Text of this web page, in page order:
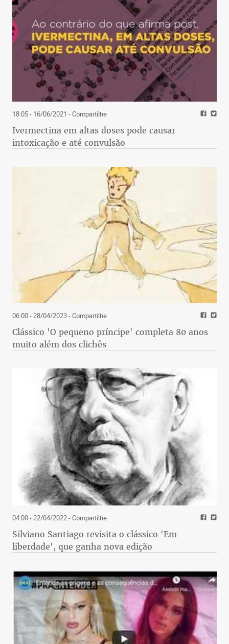
18:05 - 16/06/2021 - Compartilhe
Ivermectina em altas doses pode causar
intoxicação e até convulsão
06:00 - 28/04/2023- Compartilhe
Clássico 'O pequeno príncipe' completa 80 anos
muito além dos clichês
04:00 - 22/04/2022- Compartilhe
Silviano Santiago revisita o clássico 'Em
liberdade', que ganha nova edição